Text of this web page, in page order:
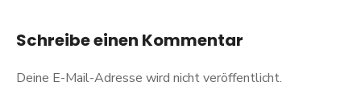
Schreibe einen Kommentar
Deine E-Mail-Adresse wird nicht veröffentlicht.